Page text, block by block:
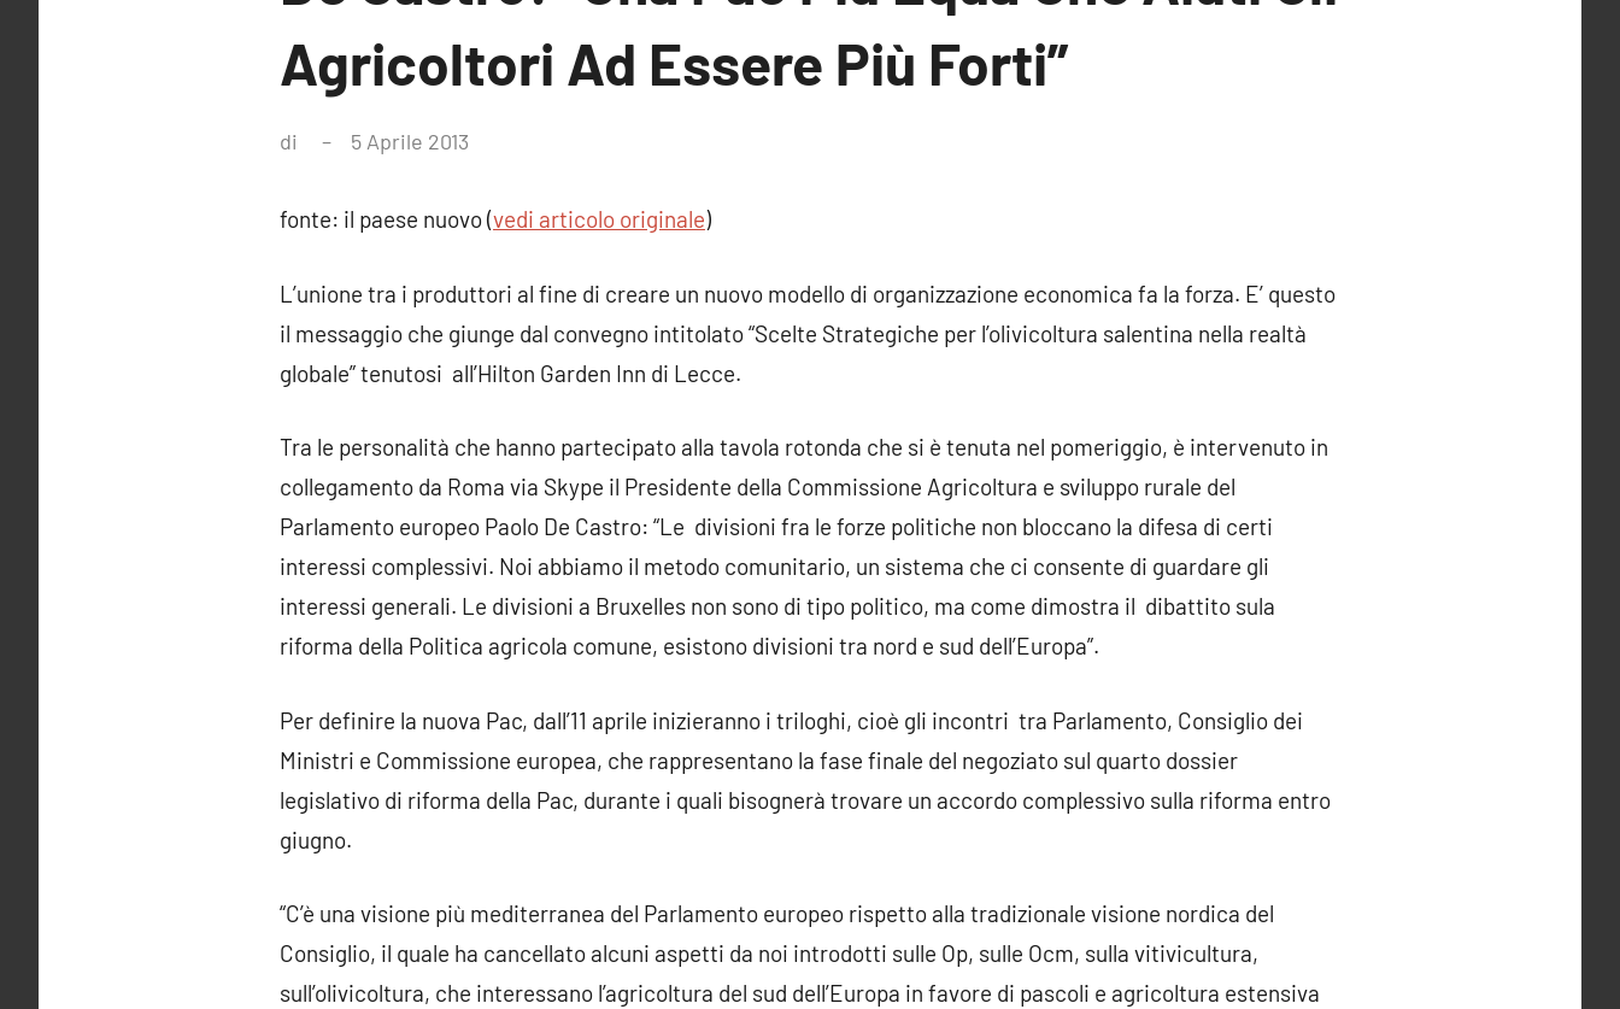
Agricoltori Ad Essere Più Forti”
di 5 Aprile 2013
fonte: il paese nuovo (vedi articolo originale)
L’unione tra i produttori al fine di creare un nuovo modello di organizzazione economica fa la forza. E’ questo
il messaggio che giunge dal convegno intitolato “Scelte Strategiche per l’olivicoltura salentina nella realtà
globale” tenutosi all’Hilton Garden Inn di Lecce.
Tra le personalità che hanno partecipato alla tavola rotonda che si è tenuta nel pomeriggio, è intervenuto in
collegamento da Roma via Skype il Presidente della Commissione Agricoltura e sviluppo rurale del
Parlamento europeo Paolo De Castro: “Le divisioni fra le forze politiche non bloccano la difesa di certi
interessi complessivi. Noi abbiamo il metodo comunitario, un sistema che ci consente di guardare gli
interessi generali. Le divisioni a Bruxelles non sono di tipo politico, ma come dimostra il dibattito sula
riforma della Politica agricola comune, esistono divisioni tra nord e sud dell’Europa”.
Per definire la nuova Pac, dall’11 aprile inizieranno i triloghi, cioè gli incontri tra Parlamento, Consiglio dei
Ministri e Commissione europea, che rappresentano la fase finale del negoziato sul quarto dossier
legislativo di riforma della Pac, durante i quali bisognerà trovare un accordo complessivo sulla riforma entro
giugno.
“C’è una visione più mediterranea del Parlamento europeo rispetto alla tradizionale visione nordica del
Consiglio, il quale ha cancellato alcuni aspetti da noi introdotti sulle Op, sulle Ocm, sulla vitivicultura,
sull’olivicoltura, che interessano l’agricoltura del sud dell’Europa in favore di pascoli e agricoltura estensiva